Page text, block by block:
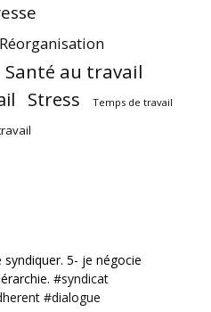
Réorganisation
Santé au travail
Stress Temps de travail
5- je négocie
#syndicat
#dialogue